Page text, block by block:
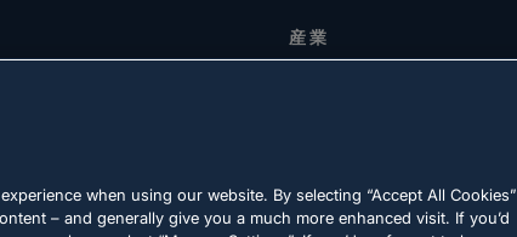
産業
when using our website. By selecting “Accept All Cookies”
– and generally give you a much more enhanced visit. If you’d